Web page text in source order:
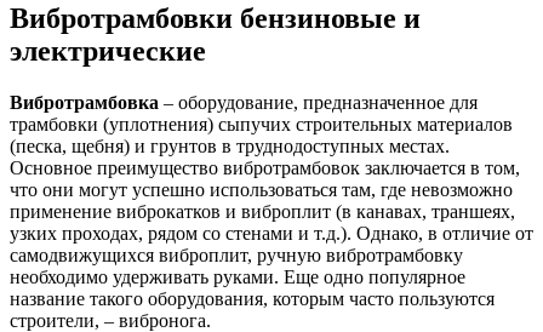
Вибротрамбовки бензиновые и
электрические
Вибротрамбовка – оборудование, предназначенное для
трамбовки (уплотнения) сыпучих строительных материалов
(песка, щебня) и грунтов в труднодоступных местах.
Основное преимущество вибротрамбовок заключается в том,
что они могут успешно использоваться там, где невозможно
применение виброкатков и виброплит (в канавах, траншеях,
узких проходах, рядом со стенами и т.д.). Однако, в отличие от
самодвижущихся виброплит, ручную вибротрамбовку
необходимо удерживать руками. Еще одно популярное
название такого оборудования, которым часто пользуются
строители, – вибронога.